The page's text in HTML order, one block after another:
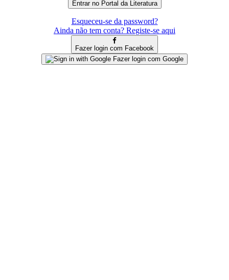
Esqueceu-se da password?
Ainda não tem conta? Registe-se aqui
Fazer login com Facebook
Fazer login com Google